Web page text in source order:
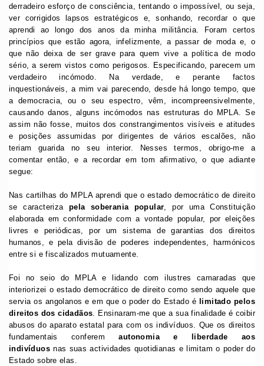
derradeiro esforço de consciência, tentando o impossível, ou seja,
ver corrigidos lapsos estratégicos e, sonhando, recordar o que
aprendi ao longo dos anos da minha militância. Foram certos
princípios que estão agora, infelizmente, a passar de moda e, o
que não deixa de ser grave para quem vive a política de modo
sério, a serem vistos como perigosos. Especificando, parecem um
verdadeiro incómodo. Na verdade, e perante factos
inquestionáveis, a mim vai parecendo, desde há longo tempo, que
a democracia, ou o seu espectro, vêm, incompreensivelmente,
causando danos, alguns incómodos nas estruturas do MPLA. Se
assim não fosse, muitos dos constrangimentos visíveis e atitudes
e posições assumidas por dirigentes de vários escalões, não
teriam guarida no seu interior. Nesses termos, obrigo-me a
comentar então, e a recordar em tom afirmativo, o que adiante
segue:
Nas cartilhas do MPLA aprendi que o estado democrático de direito
se caracteriza pela soberania popular, por uma Constituição
elaborada em conformidade com a vontade popular, por eleições
livres e periódicas, por um sistema de garantias dos direitos
humanos, e pela divisão de poderes independentes, harmónicos
entre si e fiscalizados mutuamente.
Foi no seio do MPLA e lidando com ilustres camaradas que
interiorizei o estado democrático de direito como sendo aquele que
servia os angolanos e em que o poder do Estado é limitado pelos
direitos dos cidadãos. Ensinaram-me que a sua finalidade é coibir
abusos do aparato estatal para com os indivíduos. Que os direitos
fundamentais conferem autonomia e liberdade aos
indivíduosnas suas actividades quotidianas e limitam o poder do
Estado sobre elas.